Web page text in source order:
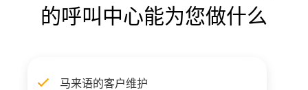
的呼叫中心能为您做什么
马来语的客户维护